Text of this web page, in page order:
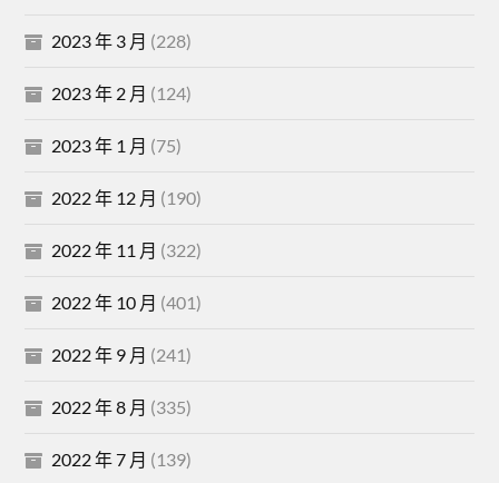
2023 年 3 月 (228)
2023 年 2 月 (124)
2023 年 1 月 (75)
2022 年 12 月 (190)
2022 年 11 月 (322)
2022 年 10 月 (401)
2022 年 9 月 (241)
2022 年 8 月 (335)
2022 年 7 月 (139)